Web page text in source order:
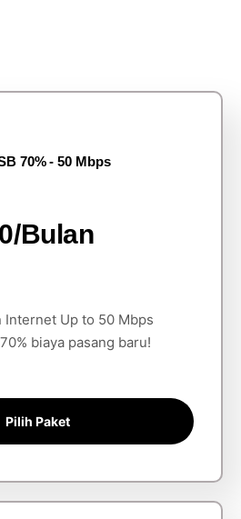
70% - 50 Mbps
Bulan
Internet Up to 50 Mbps
biaya pasang baru!
Pilih Paket